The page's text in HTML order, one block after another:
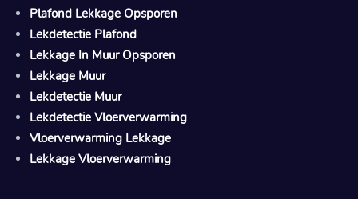
Plafond Lekkage Opsporen
Lekdetectie Plafond
Lekkage In Muur Opsporen
Lekkage Muur
Lekdetectie Muur
Lekdetectie Vloerverwarming
Vloerverwarming Lekkage
Lekkage Vloerverwarming